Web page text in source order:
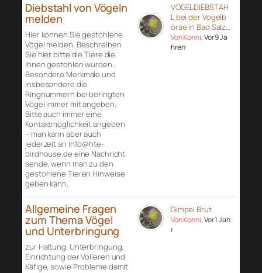
Diebstahl von Vögeln
melden
Hier können Sie gestohlene
Vögel melden. Beschreiben
Sie hier bitte die Tiere die
Ihnen gestohlen wurden.
Besondere Merkmale und
insbesondere die
Ringnummern bei beringten
Vögel immer mit angeben.
Bitte auch immer eine
Kontaktmöglichkeit angeben
– man kann aber auch
jederzeit an Info@hte-
birdhouse.de eine Nachricht
sende, wenn man zu den
gestohlene Tieren Hinweise
geben kann.
VOGELDIEBSTAH
L bei der Vogelb
örse in Bad Salz…
Von Konni, Vor 9 Ja
hren
Allgemeine Fragen
zum Thema Vögel
und Unterbringung
zur Haltung, Unterbringung,
Einrichtung der Volieren und
Käfige, sowie Probleme damit
Gimpel Brut
Von Konni, Vor 1 Jah
r